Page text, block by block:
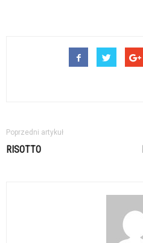
Poprzedni artykuł
RISOTTO